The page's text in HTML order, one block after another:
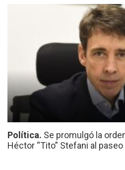
Política. Se promulgó la
Héctor “Tito” Stefani al